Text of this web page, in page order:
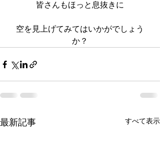
皆さんもほっと息抜きに
空を見上げてみてはいかがでしょう
か？
最新記事 すべて表示